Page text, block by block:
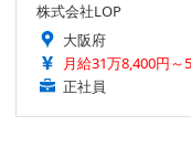
株式会社LOP
大阪府
月給31万8,400円～
正社員